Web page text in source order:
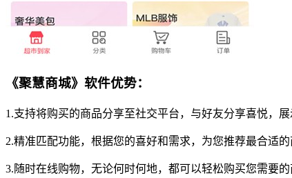
《聚慧商城》软件优势：
1.支持将购买的商品分享至社交平台，与好友分享喜悦，展
2.精准匹配功能，根据您的喜好和需求，为您推荐最合适
3.随时在线购物，无论何时何地，都可以轻松购买您需要